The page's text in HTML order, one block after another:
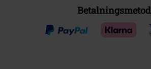
Betalningsmetod